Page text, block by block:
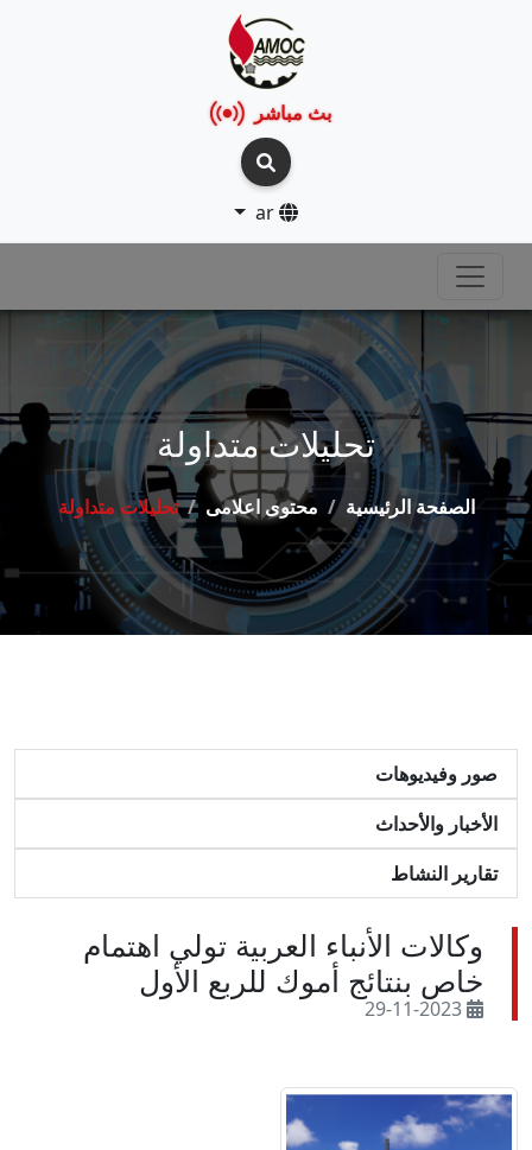
بث مباشر
ar
تحليلات متداولة
الصفحة الرئيسية محتوى اعلامى تحليلات متداولة
صور وفيديوهات
الأخبار والأحداث
تقارير النشاط
وكالات الأنباء العربية تولي اهتمام
خاص بنتائج أموك للربع الأول